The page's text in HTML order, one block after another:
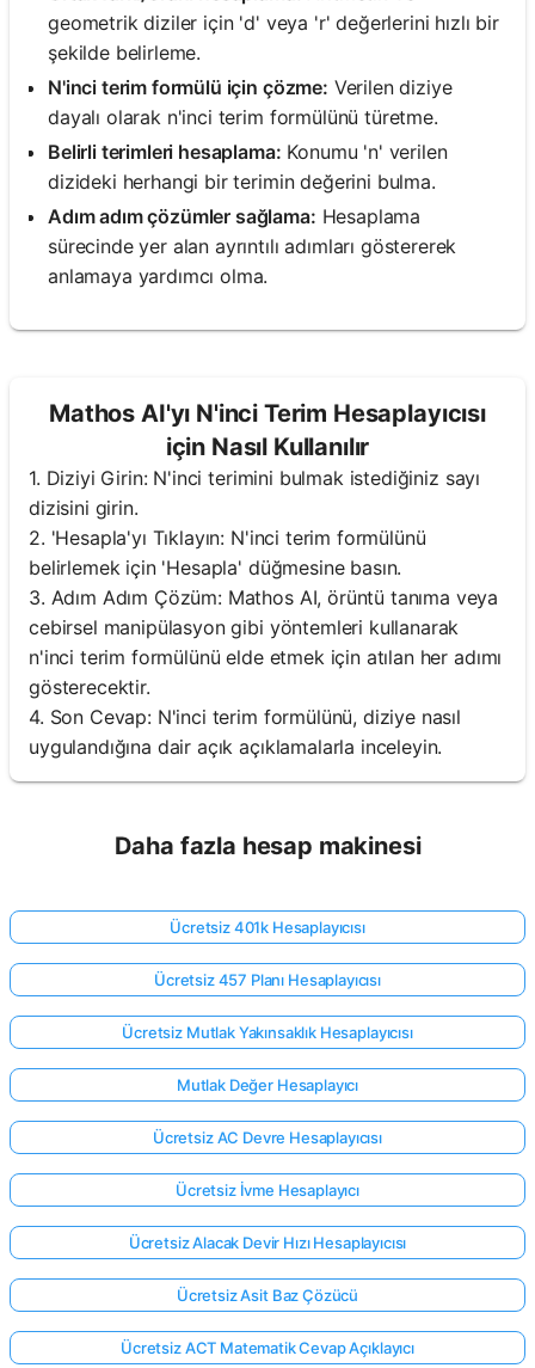
geometrik diziler için 'd' veya 'r' değerlerini hızlı bir
şekilde belirleme.
N'inci terim formülü için çözme: Verilen diziye
dayalı olarak n'inci terim formülünü türetme.
Belirli terimleri hesaplama: Konumu 'n' verilen
dizideki herhangi bir terimin değerini bulma.
Adım adım çözümler sağlama: Hesaplama
sürecinde yer alan ayrıntılı adımları göstererek
anlamaya yardımcı olma.
Mathos AI'yı N'inci Terim Hesaplayıcısı
için Nasıl Kullanılır
1. Diziyi Girin: N'inci terimini bulmak istediğiniz sayı
dizisini girin.
2. 'Hesapla'yı Tıklayın: N'inci terim formülünü
belirlemek için 'Hesapla' düğmesine basın.
3. Adım Adım Çözüm: Mathos AI, örüntü tanıma veya
cebirsel manipülasyon gibi yöntemleri kullanarak
n'inci terim formülünü elde etmek için atılan her adımı
gösterecektir.
4. Son Cevap: N'inci terim formülünü, diziye nasıl
uygulandığına dair açık açıklamalarla inceleyin.
Daha fazla hesap makinesi
Ücretsiz 401k Hesaplayıcısı
Ücretsiz 457 Planı Hesaplayıcısı
Ücretsiz Mutlak Yakınsaklık Hesaplayıcısı
Mutlak Değer Hesaplayıcı
Ücretsiz AC Devre Hesaplayıcısı
Ücretsiz İvme Hesaplayıcı
Ücretsiz Alacak Devir Hızı Hesaplayıcısı
Ücretsiz Asit Baz Çözücü
Ücretsiz ACT Matematik Cevap Açıklayıcı